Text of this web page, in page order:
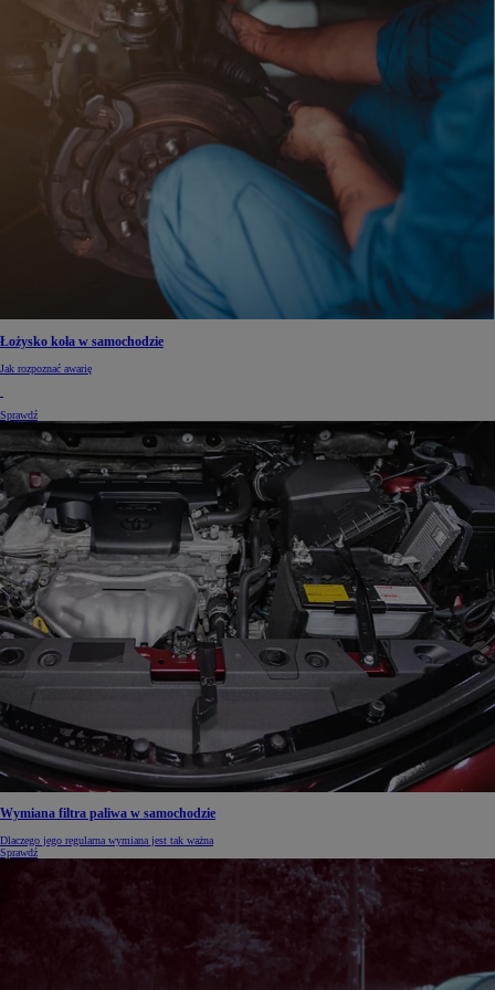
Łożysko koła w samochodzie
Jak rozpoznać awarię
Sprawdź
Wymiana filtra paliwa w samochodzie
Dlaczego jego regularna wymiana jest tak ważna
Sprawdź